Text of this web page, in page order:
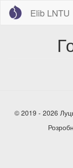
Перейти
Elib LNTU
© 2019 - 2026